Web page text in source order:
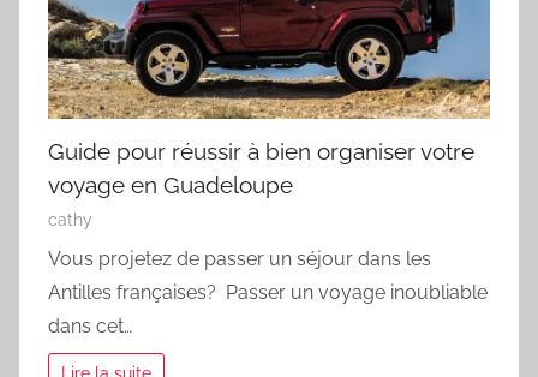
Guide pour réussir à bien organiser votre
voyage en Guadeloupe
cathy
Vous projetez de passer un séjour dans les
Antilles françaises? Passer un voyage inoubliable
dans cet…
Lire la suite